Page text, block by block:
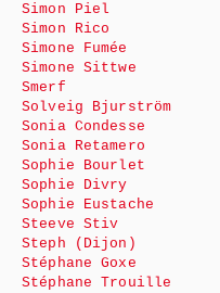
Simon Piel
Simon Rico
Simone Fumée
Simone Sittwe
Smerf
Solveig Bjurström
Sonia Condesse
Sonia Retamero
Sophie Bourlet
Sophie Divry
Sophie Eustache
Steeve Stiv
Steph (Dijon)
Stéphane Goxe
Stéphane Trouille